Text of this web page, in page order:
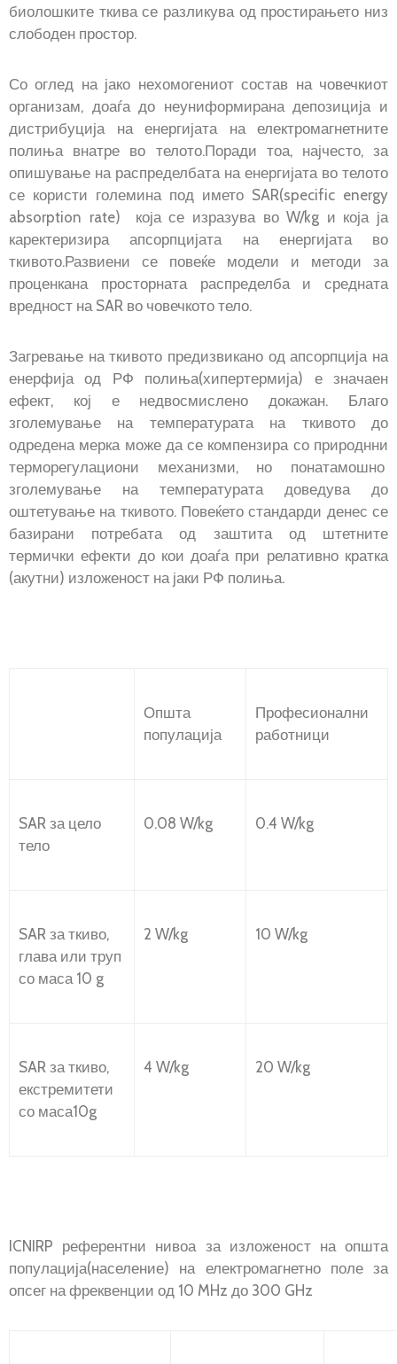
биолошките ткива се разликува од простирањето низ
слободен простор.
Со оглед на јако нехомогениот состав на човечкиот
организам, доаѓа до неуниформирана депозиција и
дистрибуција на енергијата на електромагнетните
полиња внатре во телото.Поради тоа, најчесто, за
опишување на распределбата на енергијата во телото
се користи големина под името SAR(specific energy
absorption rate) која се изразува во W/kg и која ја
каректеризира апсорпцијата на енергијата во
ткивото.Развиени се повеќе модели и методи за
проценкана просторната распределба и средната
вредност на SAR во човечкото тело.
Загревање на ткивото предизвикано од апсорпција на
енерфија од РФ полиња(хипертермија) е значаен
ефект, кој е недвосмислено докажан. Благо
зголемување на температурата на ткивото до
одредена мерка може да се компензира со природнни
терморегулациони механизми, но понатамошно
зголемување на температурата доведува до
оштетување на ткивото. Повеќето стандарди денес се
базирани потребата од заштита од штетните
термички ефекти до кои доаѓа при релативно кратка
(акутни) изложеност на јаки РФ полиња.
Општа
популација
Професионални
работници
SAR за цело
тело
0.08 W/kg 0.4 W/kg
SAR за ткиво,
глава или труп
со маса 10 g
2 W/kg 10 W/kg
SAR за ткиво,
екстремитети
со маса10g
4 W/kg 20 W/kg
ICNIRP референтни нивоа за изложеност на општа
популација(население) на електромагнетно поле за
опсег на фреквенции од 10 MHz до 300 GHz